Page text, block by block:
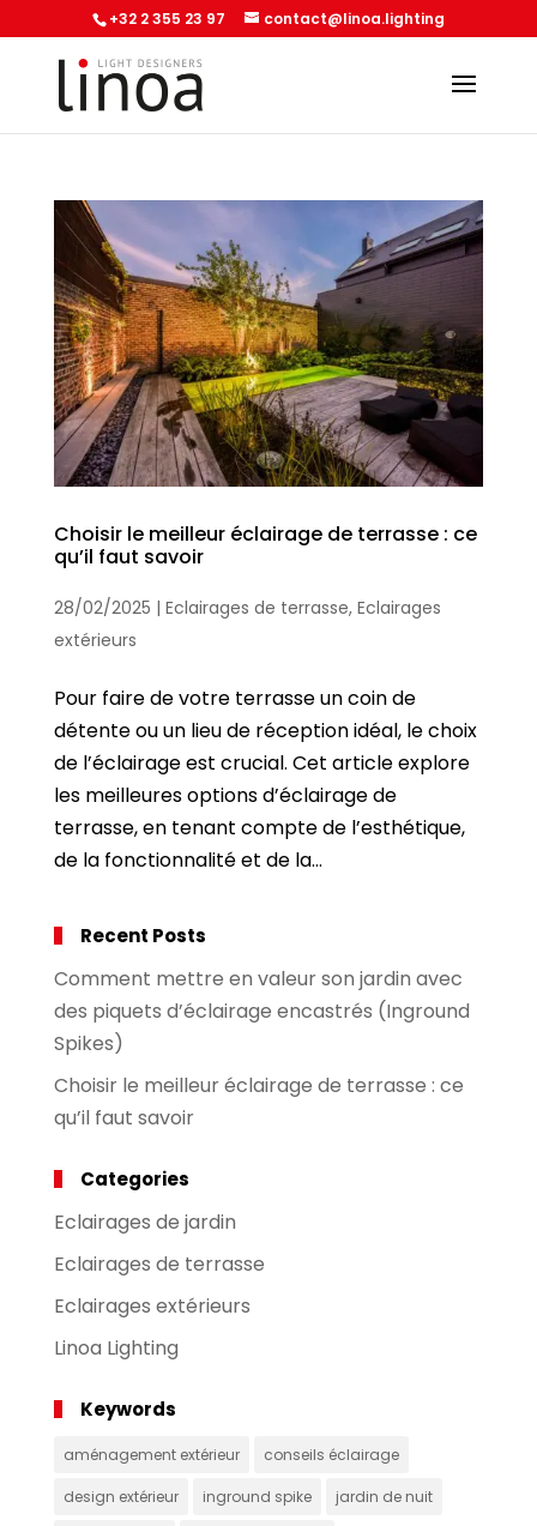
+32 2 355 23 97 contact@linoa.lighting
Choisir le meilleur éclairage de terrasse : ce
qu’il faut savoir
28/02/2025 | Eclairages de terrasse, Eclairages
extérieurs
Pour faire de votre terrasse un coin de
détente ou un lieu de réception idéal, le choix
de l’éclairage est crucial. Cet article explore
les meilleures options d’éclairage de
terrasse, en tenant compte de l’esthétique,
de la fonctionnalité et de la...
Recent Posts
Comment mettre en valeur son jardin avec
des piquets d’éclairage encastrés (Inground
Spikes)
Choisir le meilleur éclairage de terrasse : ce
qu’il faut savoir
Categories
Eclairages de jardin
Eclairages de terrasse
Eclairages extérieurs
Linoa Lighting
Keywords
aménagement extérieur conseils éclairage
design extérieur inground spike jardin de nuit